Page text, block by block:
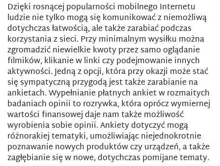
Dzięki rosnącej popularności mobilnego Internetu
ludzie nie tylko mogą się komunikować z niemożliwą
dotychczas łatwością, ale także zarabiać podczas
korzystania z sieci. Przy minimalnym wysiłku można
zgromadzić niewielkie kwoty przez samo oglądanie
filmików, klikanie w linki czy podejmowanie innych
aktywności. Jedną z opcji, która przy okazji może stać
się sympatyczną przygodą jest także zarabianie na
ankietach. Wypełnianie płatnych ankiet w rozmaitych
badaniach opinii to rozrywka, która oprócz wymiernej
wartości finansowej daje nam także możliwość
wyrobienia sobie opinii. Ankiety dotyczyć mogą
różnorakiej tematyki, umożliwiając niejednokrotnie
poznawanie nowych produktów czy urządzeń, a także
zagłębianie się w nowe, dotychczas pomijane tematy.